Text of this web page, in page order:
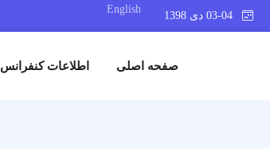
English
صفحه اصلی اطلاعات کنفرانس